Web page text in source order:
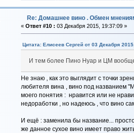
Re: Домашнее вино . Обмен
« Ответ #10 : 03 Декабря 2015, 19:37:09 »
Цитата: Елисеев Сергей от 03 Декабря
И тем более Пино Нуар и ЦМ
Не знаю , как это выглядит с точки
любителя вина , вино под названием
моего понятия : нравится или не
недоработки , но надеюсь , что вино
И ещё : заменила бы название...
же данное сухое вино имеет право